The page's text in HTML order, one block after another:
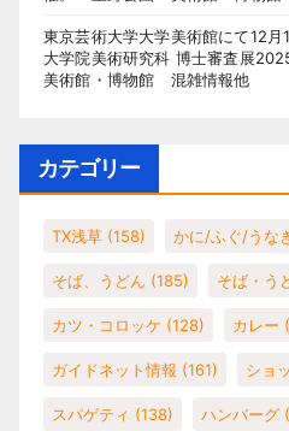
東京芸術大学大学美術館にて12
大学院美術研究科 博士審査展
美術館・博物館 混雑情報他
カテゴリー
TX浅草 (158) かに/ふぐ/うな
そば、うどん (185) そば・う
カツ・コロッケ (128) カレー
ガイドネット情報 (161) ショ
スパゲティ (138) ハンバーグ